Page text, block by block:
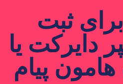
ثبت
دایرکت یا
پیام